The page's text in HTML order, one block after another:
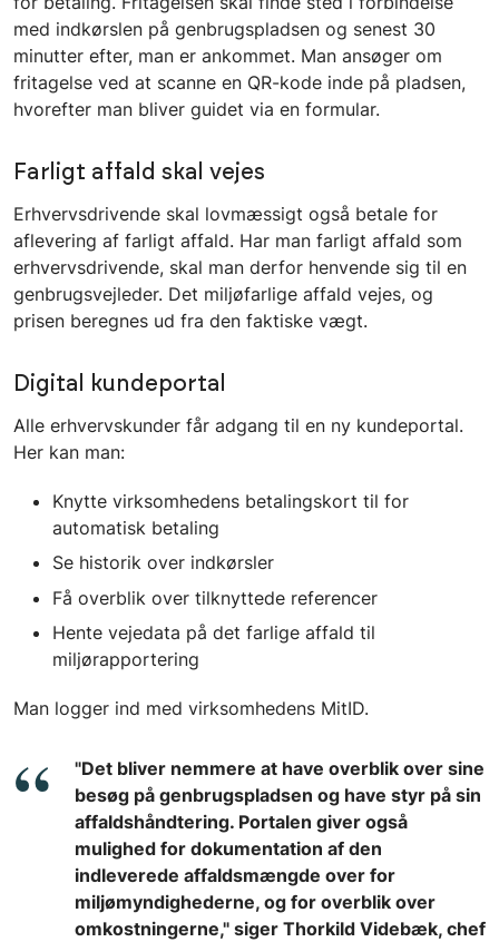
med indkørslen på genbrugspladsen og senest 30
minutter efter, man er ankommet. Man ansøger om
fritagelse ved at scanne en QR-kode inde på pladsen,
hvorefter man bliver guidet via en formular.
Farligt affald skal vejes
Erhvervsdrivende skal lovmæssigt også betale for
aflevering af farligt affald. Har man farligt affald som
erhvervsdrivende, skal man derfor henvende sig til en
genbrugsvejleder. Det miljøfarlige affald vejes, og
prisen beregnes ud fra den faktiske vægt.
Digital kundeportal
Alle erhvervskunder får adgang til en ny kundeportal.
Her kan man:
Knytte virksomhedens betalingskort til for
automatisk betaling
Se historik over indkørsler
Få overblik over tilknyttede referencer
Hente vejedata på det farlige affald til
miljørapportering
Man logger ind med virksomhedens MitID.
"Det bliver nemmere at have overblik over sine
besøg på genbrugspladsen og have styr på sin
affaldshåndtering. Portalen giver også
mulighed for dokumentation af den
indleverede affaldsmængde over for
miljømyndighederne, og for overblik over
omkostningerne," siger Thorkild Videbæk, chef